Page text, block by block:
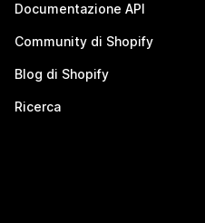
Documentazione API
Community di Shopify
Blog di Shopify
Ricerca